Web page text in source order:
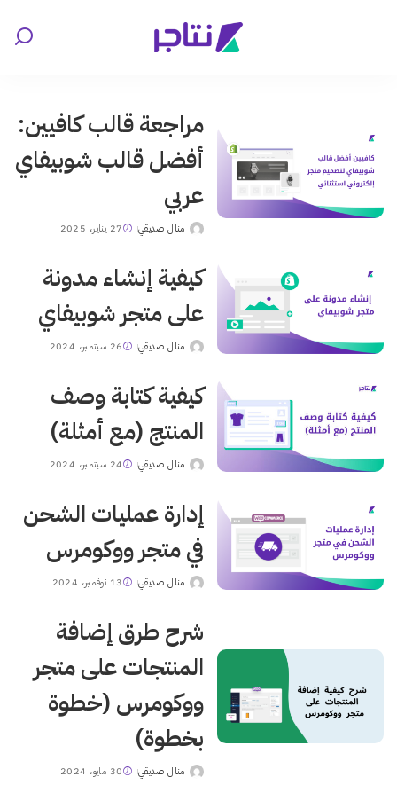
مراجعة قالب كافيين:
أفضل قالب شوبيفاي
عربي
Postedمنال صديقي 27 يناير، 2025
كيفية إنشاء مدونة
على متجر شوبيفاي
Postedمنال صديقي 26 سبتمبر، 2024
كيفية كتابة وصف
المنتج (مع أمثلة)
Postedمنال صديقي 24 سبتمبر، 2024
إدارة عمليات الشحن
في متجر ووكومرس
Postedمنال صديقي 13 نوفمبر، 2024
شرح طرق إضافة
المنتجات على متجر
ووكومرس (خطوة
بخطوة)
Postedمنال صديقي 30 مايو، 2024